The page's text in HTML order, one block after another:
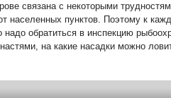
связана с некоторыми
населенных пунктов. Поэтому к
надо обратиться в инспекцию
на какие насадки можно